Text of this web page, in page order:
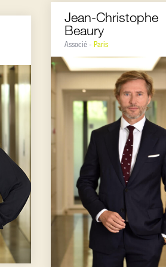
Jean-Christophe
Beaury
Associé -Paris